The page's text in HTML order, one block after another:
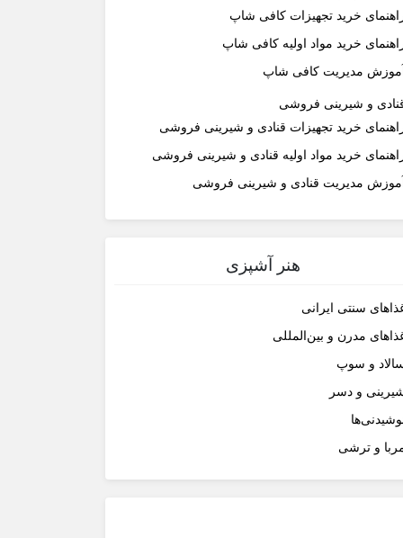
خرید تجهیزات کافی شاپ
خرید مواد اولیه کافی‌ شاپ‌
آموزش مدیریت کافی شاپ
و شیرینی فروشی
خرید تجهیزات قنادی و شیرینی فروشی
خرید مواد اولیه قنادی و شیرینی فروشی
آموزش مدیریت قنادی و شیرینی فروشی
هنر آشپزی
سنتی ایرانی
مدرن و بین‌المللی
و سوپ
و دسر
و ترشی